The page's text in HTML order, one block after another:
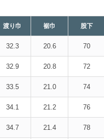
渡り巾 裾巾 股下
32.3 20.6 70
32.9 20.8 72
33.5 21.0 74
34.1 21.2 76
34.7 21.4 78